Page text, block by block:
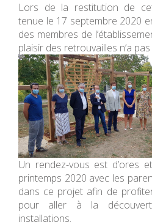
Lors de la restitution de
tenue le 17 septembre 2020
des membres de
plaisir des retrouvailles n’a
Un rendez-vous est d’ores
printemps 2020 avec les
dans ce projet afin de
pour aller à la
installations.